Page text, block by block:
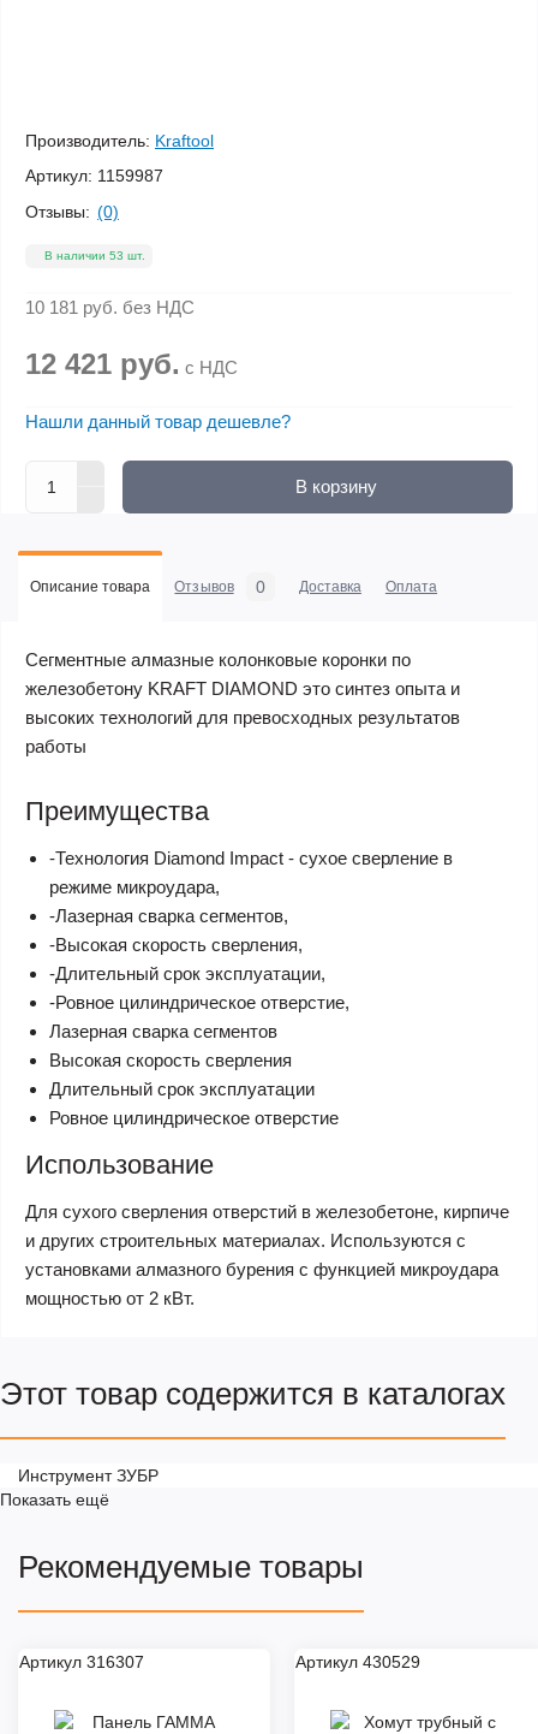
Производитель: Kraftool
Артикул: 1159987
Отзывы: (0)
В наличии 53 шт.
10 181 руб. без НДС
12 421 руб. с НДС
Нашли данный товар дешевле?
В корзину
Описание товара Отзывов 0 Доставка Оплата
Сегментные алмазные колонковые коронки по
железобетону KRAFT DIAMOND это синтез опыта и
высоких технологий для превосходных результатов
работы
Преимущества
-Технология Diamond Impact - сухое сверление в
режиме микроудара,
-Лазерная сварка сегментов,
-Высокая скорость сверления,
-Длительный срок эксплуатации,
-Ровное цилиндрическое отверстие,
Лазерная сварка сегментов
Высокая скорость сверления
Длительный срок эксплуатации
Ровное цилиндрическое отверстие
Использование
Для сухого сверления отверстий в железобетоне, кирпиче
и других строительных материалах. Используются с
установками алмазного бурения с функцией микроудара
мощностью от 2 кВт.
Этот товар содержится в каталогах
Инструмент ЗУБР
Показать ещё
Рекомендуемые товары
Артикул 316307 Артикул 430529